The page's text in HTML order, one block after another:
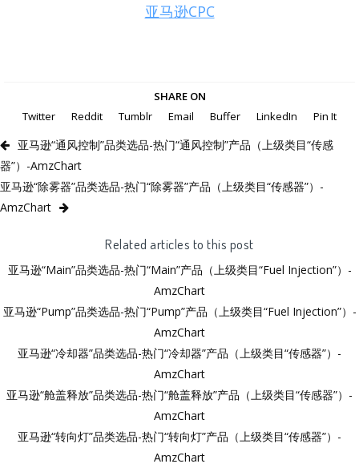
亚马逊CPC
SHARE ON
Twitter
Reddit Tumblr Email Buffer LinkedIn Pin It
亚马逊“通风控制”品类选品-热门“通风控制”产品（上级类目“传感
器”）-AmzChart
亚马逊“除雾器”品类选品-热门“除雾器”产品（上级类目“传感器”）-
AmzChart
Related articles to this post
亚马逊“Main”品类选品-热门“Main”产品（上级类目“Fuel Injection”）-
AmzChart
亚马逊“Pump”品类选品-热门“Pump”产品（上级类目“Fuel Injection”）-
AmzChart
亚马逊“冷却器”品类选品-热门“冷却器”产品（上级类目“传感器”）-
AmzChart
亚马逊“舱盖释放”品类选品-热门“舱盖释放”产品（上级类目“传感器”）-
AmzChart
亚马逊“转向灯”品类选品-热门“转向灯”产品（上级类目“传感器”）-
AmzChart